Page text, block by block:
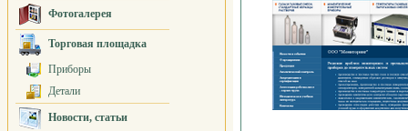
Фотогалерея
Торговая площадка
Приборы
Детали
Новости, статьи